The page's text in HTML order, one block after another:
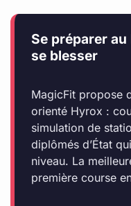
Se préparer
se blesser
MagicFit propose
orienté Hyrox :
simulation de
diplômés d’État
niveau. La
première course